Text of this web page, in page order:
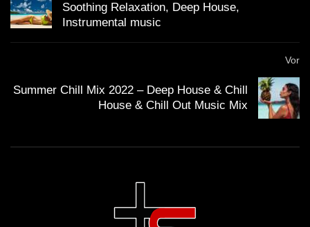
Soothing Relaxation, Deep House,
Instrumental music
Vor
Summer Chill Mix 2022 – Deep House & Chill
House & Chill Out Music Mix